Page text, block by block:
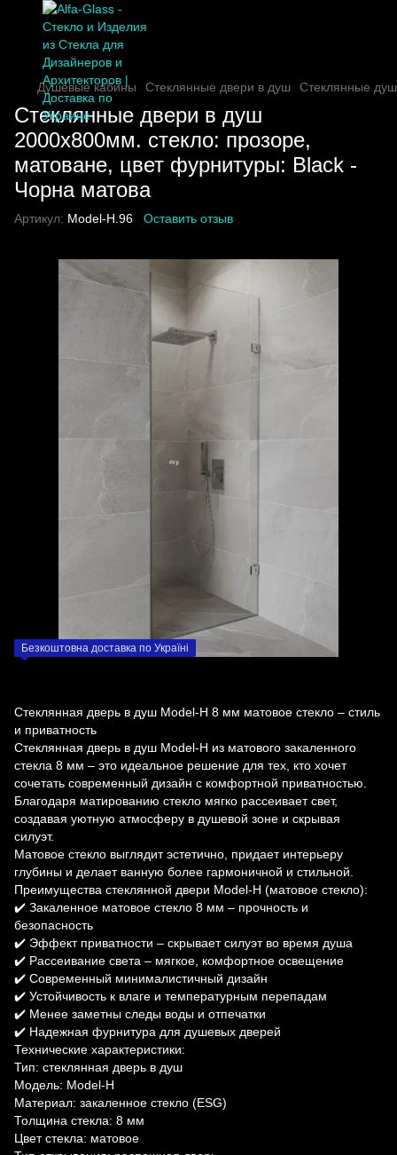
Душевые кабины Стеклянные двери в душ Стеклянные
Стеклянные двери в душ
2000х800мм. стекло: прозоре,
матоване, цвет фурнитуры: Black -
Чорна матова
Артикул: Model-H.96 Оставить отзыв
Безкоштовна доставка по Україні
Стеклянная дверь в душ Model-H 8 мм матовое стекло – стиль
и приватность
Стеклянная дверь в душ Model-H из матового закаленного
стекла 8 мм – это идеальное решение для тех, кто хочет
сочетать современный дизайн с комфортной приватностью.
Благодаря матированию стекло мягко рассеивает свет,
создавая уютную атмосферу в душевой зоне и скрывая
силуэт.
Матовое стекло выглядит эстетично, придает интерьеру
глубины и делает ванную более гармоничной и стильной.
Преимущества стеклянной двери Model-H (матовое стекло):
✔️ Закаленное матовое стекло 8 мм – прочность и
безопасность
✔️ Эффект приватности – скрывает силуэт во время душа
✔️ Рассеивание света – мягкое, комфортное освещение
✔️ Современный минималистичный дизайн
✔️ Устойчивость к влаге и температурным перепадам
✔️ Менее заметны следы воды и отпечатки
✔️ Надежная фурнитура для душевых дверей
Технические характеристики:
Тип: стеклянная дверь в душ
Модель: Model-H
Материал: закаленное стекло (ESG)
Толщина стекла: 8 мм
Цвет стекла: матовое